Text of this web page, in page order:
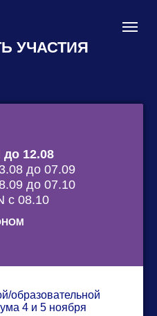
УЧАСТИЯ
до 12.08
до 07.09
до 07.10
с 08.10
образовательной
4 и 5 ноября